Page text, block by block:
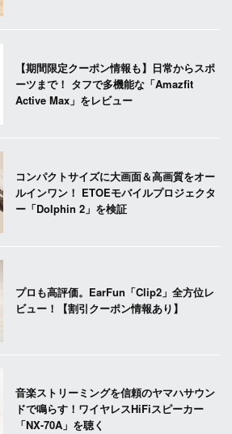
【期間限定クーポン情報も】日常からスポ
ーツまで！ タフで多機能な「Amazfit
Active Max」をレビュー
コンパクトサイズに大画面＆高画質をオー
ルインワン！ ETOEモバイルプロジェクタ
ー「Dolphin 2」を検証
プロも高評価。EarFun「Clip2」全方位レ
ビュー！【割引クーポン情報あり】
音楽ストリーミングを信頼のヤマハサウン
ドで鳴らす！ワイヤレスHiFiスピーカー
「NX-70A」を聴く